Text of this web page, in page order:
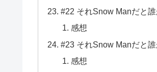
#22 それSnow Manだと
感想
#23 それSnow Manだと
感想